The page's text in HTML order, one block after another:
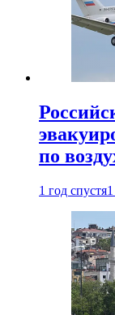
по
1 год спустя